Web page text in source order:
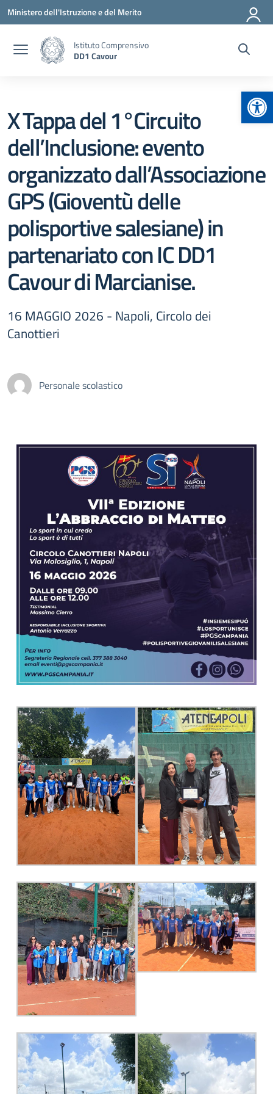
Vai ai contenuti
Vai al menu di navigazione
Vai al footer
Ministero dell'Istruzione e del Merito
Istituto Comprensivo
DD1 Cavour
X Tappa del 1°Circuito
dell’Inclusione: evento
organizzato dall’Associazione
GPS (Gioventù delle
polisportive salesiane) in
partenariato con IC DD1
Cavour di Marcianise.
16 MAGGIO 2026 - Napoli, Circolo dei
Canottieri
Personale scolastico